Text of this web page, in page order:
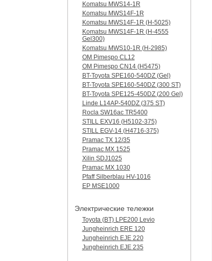
Komatsu MWS14-1R
Komatsu MWS14F-1R
Komatsu MWS14F-1R (H-5025)
Komatsu MWS14F-1R (H-4555
Gel300)
Komatsu MWS10-1R (Н-2985)
OM Pimespo CL12
OM Pimespo CN14 (Н5475)
BT-Toyota SPE160-540DZ (Gel)
BT-Toyota SPE160-540DZ (300 ST)
BT-Toyota SPE125-450DZ (200 Gel)
Linde L14AP-540DZ (375 ST)
Rocla SW16ac TR5400
STILL EXV16 (H5102-375)
STILL EGV-14 (H4716-375)
Pramac TX 12/35
Pramac MX 1525
Xilin SDJ1025
Pramac MX 1030
Pfaff Silberblau HV-1016
EP MSE1000
Электрические тележки
Toyota (BT) LPE200 Levio
Jungheinrich ERE 120
Jungheinrich EJE 220
Jungheinrich EJE 235